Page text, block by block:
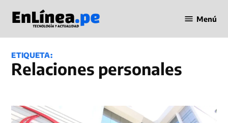
contenido
en Línea
Menú
ETIQUETA:
relaciones personales